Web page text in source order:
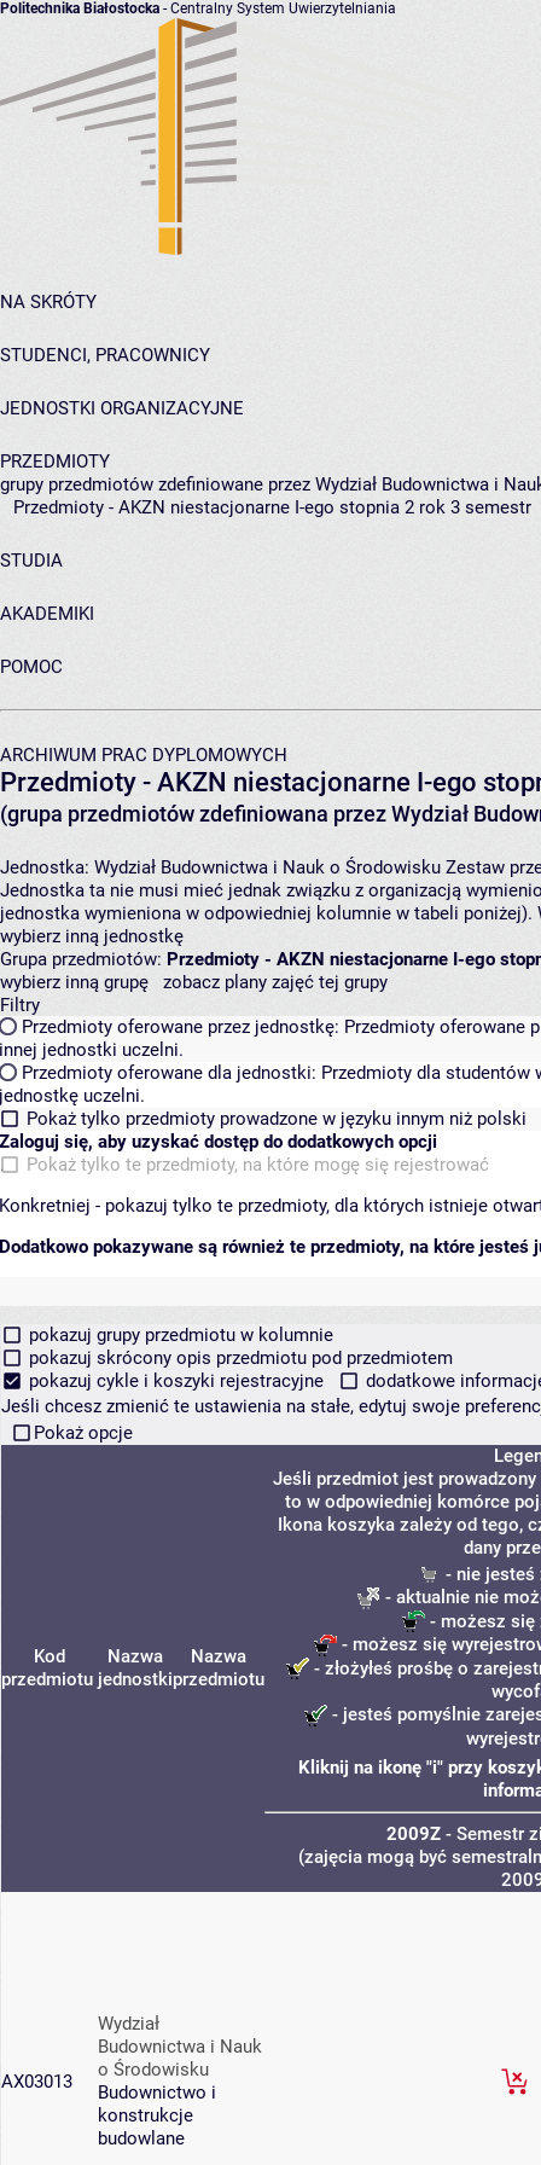
Politechnika Białostocka - Centralny System Uwierzytelniania
NA SKRÓTY
STUDENCI, PRACOWNICY
JEDNOSTKI ORGANIZACYJNE
PRZEDMIOTY
grupy przedmiotów zdefiniowane przez Wydział Budownictwa i
Przedmioty - AKZN niestacjonarne I-ego stopnia 2 rok 3 semestr
STUDIA
AKADEMIKI
POMOC
ARCHIWUM PRAC DYPLOMOWYCH
Przedmioty - AKZN niestacjonarne I-ego
(grupa przedmiotów zdefiniowana przez Wydział
Jednostka: Wydział Budownictwa i Nauk o Środowisku Zestaw
Jednostka ta nie musi mieć jednak związku z organizacją
jednostka wymieniona w odpowiedniej kolumnie w tabeli
wybierz inną jednostkę
Grupa przedmiotów: Przedmioty - AKZN niestacjonarne I-ego
wybierz inną grupę
zobacz plany zajęć tej grupy
Filtry
Przedmioty oferowane przez jednostkę: Przedmioty oferowane
innej jednostki uczelni.
Przedmioty oferowane dla jednostki: Przedmioty dla studentów
jednostkę uczelni.
Pokaż tylko przedmioty prowadzone w języku innym niż polski
Zaloguj się, aby uzyskać dostęp do dodatkowych opcji
Pokaż tylko te przedmioty, na które mogę się rejestrować
Konkretniej - pokazuj tylko te przedmioty, dla których istnieje
Dodatkowo pokazywane są również te przedmioty, na które jesteś
pokazuj grupy przedmiotu w kolumnie
pokazuj skrócony opis przedmiotu pod przedmiotem
pokazuj cykle i koszyki rejestracyjne
dodatkowe
Jeśli chcesz zmienić te ustawienia na stałe, edytuj swoje
Pokaż opcje
Kod
przedmiotu
Nazwa
jednostki
Nazwa
przedmiotu
Jeśli przedmiot jest
to w odpowiedniej komórce
Ikona koszyka zależy od tego,
dany
- nie jesteś
- aktualnie nie
- możesz się
- możesz się
- złożyłeś prośbę o
- jesteś pomyślnie
Kliknij na ikonę "i" przy
2009Z - Semestr
(zajęcia mogą być
AX03013
Wydział
Budownictwa i Nauk
o Środowisku
Budownictwo i
konstrukcje
budowlane